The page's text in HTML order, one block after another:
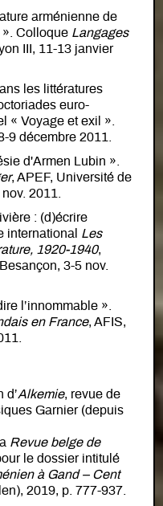
arménienne de
». Colloque Langages
III, 11-13 janvier
les littératures
euro-
« Voyage et exil ».
9 décembre 2011.
d'Armen Lubin ».
, APEF, Université de
2011.
: (d)écrire
international Les
1920-1940,
3-5 nov.
l’innommable ».
en France, AFIS,
d’Alkemie, revue de
Garnier (depuis
Revue belge de
le dossier intitulé
à Gand – Cent
2019, p. 777-937.